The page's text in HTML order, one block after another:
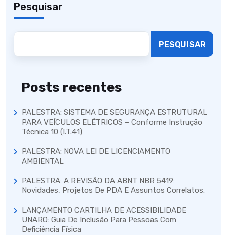
Pesquisar
PESQUISAR
Posts recentes
PALESTRA: SISTEMA DE SEGURANÇA ESTRUTURAL
PARA VEÍCULOS ELÉTRICOS – Conforme Instrução
Técnica 10 (I.T.41)
PALESTRA: NOVA LEI DE LICENCIAMENTO
AMBIENTAL
PALESTRA: A REVISÃO DA ABNT NBR 5419:
Novidades, Projetos De PDA E Assuntos Correlatos.
LANÇAMENTO CARTILHA DE ACESSIBILIDADE
UNARO: Guia De Inclusão Para Pessoas Com
Deficiência Física